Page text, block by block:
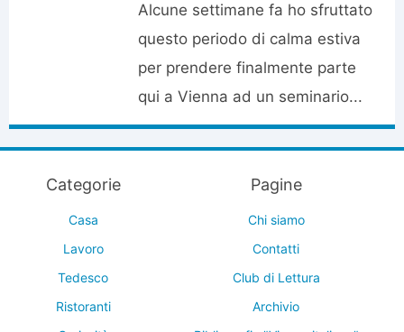
Alcune settimane fa ho sfruttato
questo periodo di calma estiva
per prendere finalmente parte
qui a Vienna ad un seminario...
Categorie
Casa
Lavoro
Tedesco
Ristoranti
Pagine
Chi siamo
Contatti
Club di Lettura
Archivio